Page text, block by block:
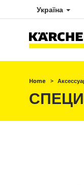
Україна
Home